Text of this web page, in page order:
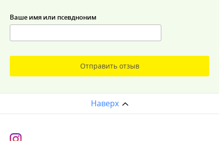
Ваше имя или псевдноним
Отправить отзыв
Наверх